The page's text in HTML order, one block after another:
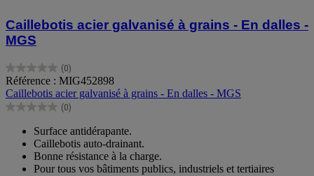
Caillebotis acier galvanisé à grains - En dalles -
MGS
(0)
0.0
sur
5
étoiles.
Référence : MIG452898
Caillebotis acier galvanisé à grains - En dalles - MGS
(0)
0.0
étoiles.
Surface antidérapante.
Caillebotis auto-drainant.
Bonne résistance à la charge.
Pour tous vos bâtiments publics, industriels et tertiaires